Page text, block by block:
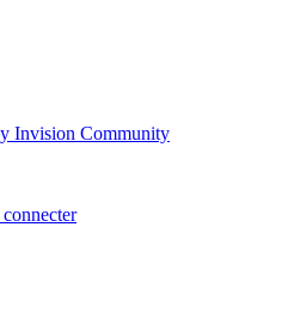
Invision Community